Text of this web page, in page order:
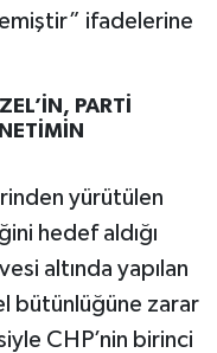
ifadelerine
PARTİ
yürütülen
hedef aldığı
altında yapılan
bütünlüğüne zarar
CHP’nin birinci